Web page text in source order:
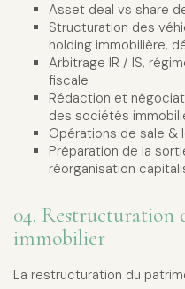
Asset deal vs share
Structuration des
holding immobilière,
Arbitrage IR / IS,
fiscale
Rédaction et
des sociétés
Opérations de sale
Préparation de la
réorganisation
04. Restructuration
immobilier
La restructuration du